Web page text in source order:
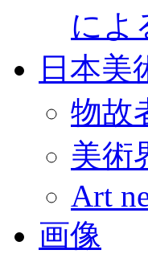
によ
日本美
物故
美術
Art
画像